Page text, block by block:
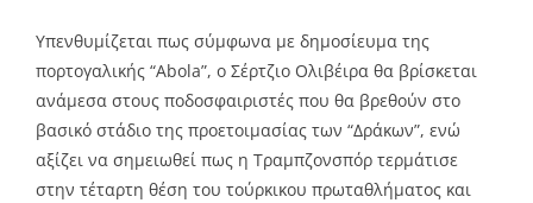
Υπενθυμίζεται πως σύμφωνα με δημοσίευμα της
πορτογαλικής “Abola”, ο Σέρτζιο Ολιβέιρα θα βρίσκεται
ανάμεσα στους ποδοσφαιριστές που θα βρεθούν στο
βασικό στάδιο της προετοιμασίας των “Δράκων”, ενώ
αξίζει να σημειωθεί πως η Τραμπζονσπόρ τερμάτισε
στην τέταρτη θέση του τούρκικου πρωταθλήματος και